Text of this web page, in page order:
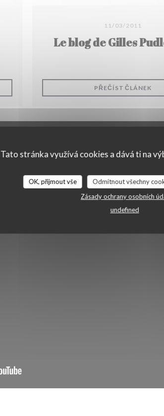
Tato stránka využívá cookies a dává ti na
OK, přijmout vše Odmítnout všechny
Zásady ochrany osobních
undefined
11/03/2011
Le blog de Gilles
PŘEČÍST ČLÁNEK